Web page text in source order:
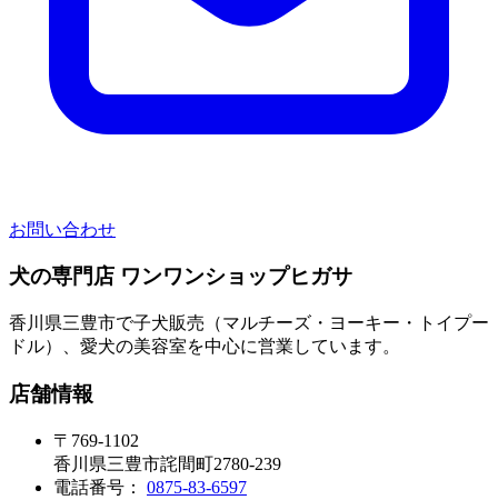
お問い合わせ
犬の専門店 ワンワンショップヒガサ
香川県三豊市で子犬販売（マルチーズ・ヨーキー・トイプー
ドル）、愛犬の美容室を中心に営業しています。
店舗情報
〒769-1102
香川県三豊市詫間町2780-239
電話番号： 0875-83-6597